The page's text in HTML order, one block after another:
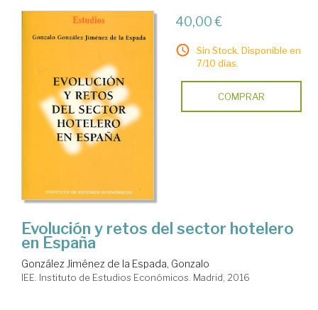
Valoración
40,00 €
Sin Stock. Disponible en
7/10 días.
COMPRAR
Evolución y retos del sector hotelero
en España
González Jiménez de la Espada, Gonzalo
IEE. Instituto de Estudios Económicos. Madrid, 2016